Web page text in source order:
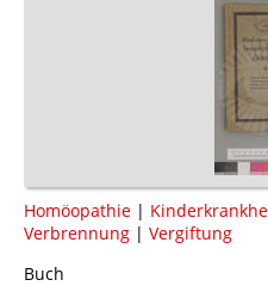
Homöopathie |
Verbrennung | Vergiftung
Buch